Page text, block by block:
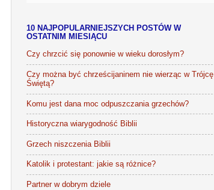
10 NAJPOPULARNIEJSZYCH POSTÓW W
OSTATNIM MIESIĄCU
Czy chrzcić się ponownie w wieku dorosłym?
Czy można być chrześcijaninem nie wierząc w Trójcę
Świętą?
Komu jest dana moc odpuszczania grzechów?
Historyczna wiarygodność Biblii
Grzech niszczenia Biblii
Katolik i protestant: jakie są różnice?
Partner w dobrym dziele